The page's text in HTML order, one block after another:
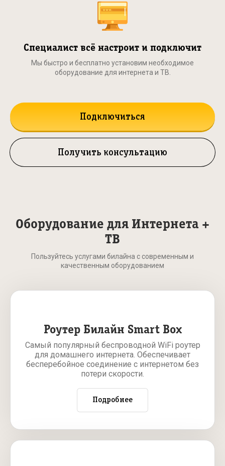
Специалист всё настроит и подключит
Мы быстро и бесплатно установим необходимое
оборудование для интернета и ТВ.
Подключиться
Получить консультацию
Оборудование для Интернета +
ТВ
Пользуйтесь услугами билайна с современным и
качественным оборудованием
Роутер Билайн Smart Box
Самый популярный беспроводной WiFi роутер
для домашнего интернета. Обеспечивает
бесперебойное соединение с интернетом без
потери скорости.
Подробнее